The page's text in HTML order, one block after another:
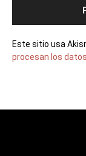
Este sitio usa
procesan los